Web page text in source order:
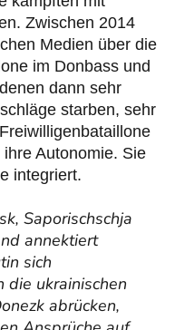
Zwischen 2014
Medien über die
im Donbass und
dann sehr
starben, sehr
Autonomie. Sie
integriert.
Saporischschja
annektiert
sich
die ukrainischen
abrücken,